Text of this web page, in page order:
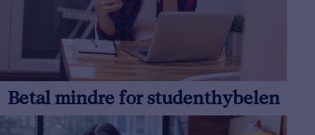
Betal mindre for studenthybelen